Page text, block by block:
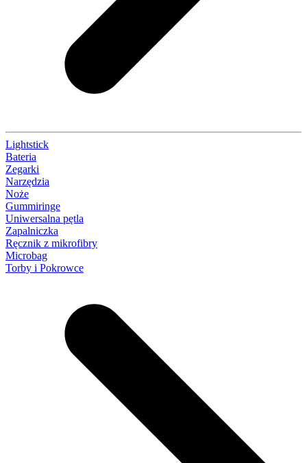
Lightstick
Bateria
Zegarki
Narzędzia
Noże
Gummiringe
Uniwersalna pętla
Zapalniczka
Ręcznik z mikrofibry
Microbag
Torby i Pokrowce